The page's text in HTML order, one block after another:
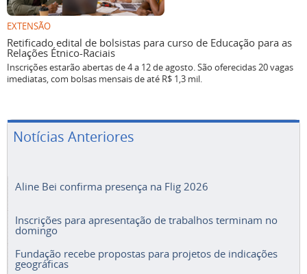
EXTENSÃO
Retificado edital de bolsistas para curso de Educação para as
Relações Étnico-Raciais
Inscrições estarão abertas de 4 a 12 de agosto. São oferecidas 20 vagas
imediatas, com bolsas mensais de até R$ 1,3 mil.
Notícias Anteriores
Aline Bei confirma presença na Flig 2026
Inscrições para apresentação de trabalhos terminam no
domingo
Fundação recebe propostas para projetos de indicações
geográficas